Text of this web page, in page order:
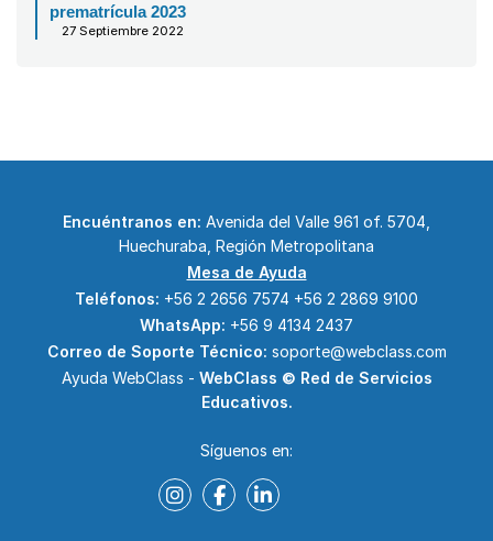
prematrícula 2023
27 Septiembre 2022
Encuéntranos en: Avenida del Valle 961 of. 5704,
Huechuraba, Región Metropolitana
Mesa de Ayuda
Teléfonos: +56 2 2656 7574 +56 2 2869 9100
WhatsApp: +56 9 4134 2437
Correo de Soporte Técnico: soporte@webclass.com
Ayuda WebClass - WebClass © Red de Servicios
Educativos.
Síguenos en: